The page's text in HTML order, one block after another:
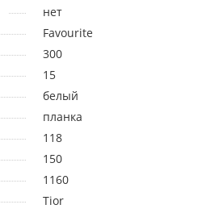
нет
Favourite
300
15
белый
планка
118
150
1160
Tior